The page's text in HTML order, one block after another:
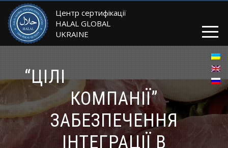
Центр сертифікації
HALAL GLOBAL
UKRAINE
“ЦІЛІ
КОМПАНІЇ”
ЗАБЕЗПЕЧЕННЯ
ІНТЕГРАЦІЇ В